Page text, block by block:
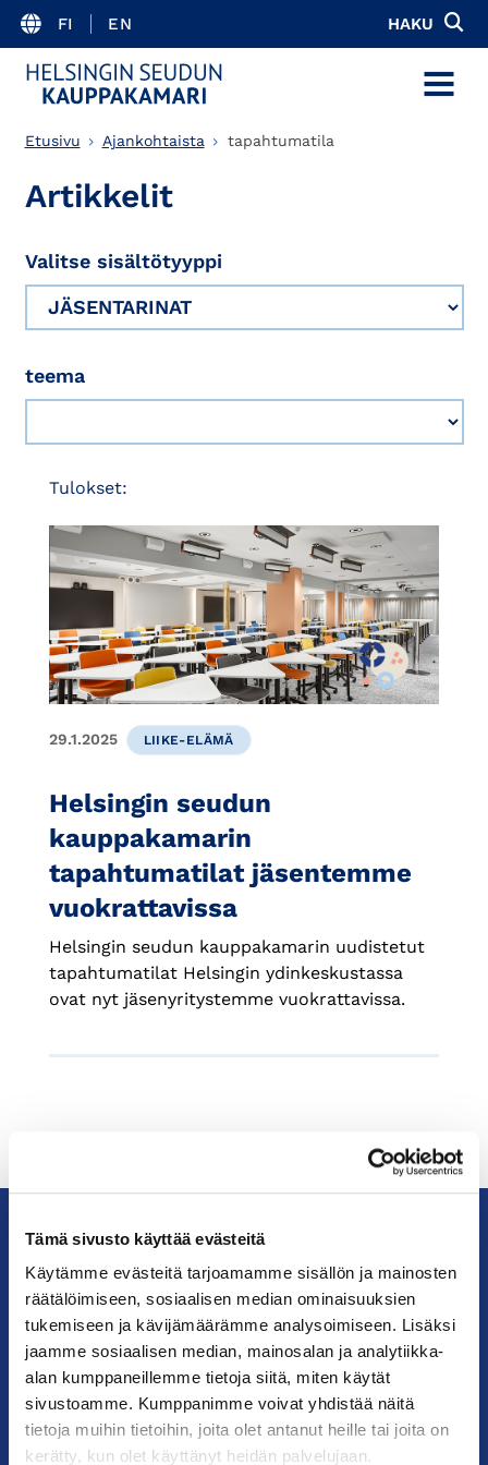
Tämä sivusto käyttää evästeitä
Käytämme evästeitä tarjoamamme sisällön ja mainosten
räätälöimiseen, sosiaalisen median ominaisuuksien
tukemiseen ja kävijämäärämme analysoimiseen. Lisäksi
jaamme sosiaalisen median, mainosalan ja analytiikka-
alan kumppaneillemme tietoja siitä, miten käytät
sivustoamme. Kumppanimme voivat yhdistää näitä
tietoja muihin tietoihin, joita olet antanut heille tai joita on
kerätty, kun olet käyttänyt heidän palvelujaan.
FI EN HAKU
MENU
Etusivu Ajankohtaista tapahtumatila
Artikkelit
Valitse sisältötyyppi
teema
Tulokset:
29.1.2025 LIIKE-ELÄMÄ
Helsingin seudun
kauppakamarin
tapahtumatilat jäsentemme
vuokrattavissa
Helsingin seudun kauppakamarin uudistetut
tapahtumatilat Helsingin ydinkeskustassa
ovat nyt jäsenyritystemme vuokrattavissa.
KauppakamariHelsingin
seudun
kauppakamari
YHTEYSTIEDOT
Helsingin toimisto